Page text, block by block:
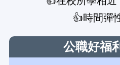
👍時間彈
公職好福